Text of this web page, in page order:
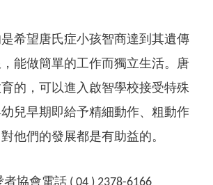
希望唐氏症小孩智商達到其遺傳
能做簡單的工作而獨立生活。唐
的，可以進入啟智學校接受特殊
兒早期即給予精細動作、粗動作
他們的發展都是有助益的。